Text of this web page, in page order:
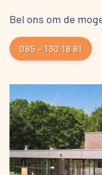
Bel ons om de
085 – 130 18 81